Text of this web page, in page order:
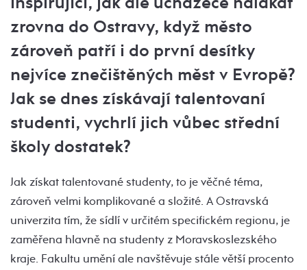
zrovna do Ostravy, když město
zároveň patří i do první desítky
nejvíce znečištěných měst v Evropě?
Jak se dnes získávají talentovaní
studenti, vychrlí jich vůbec střední
školy dostatek?
Jak získat talentované studenty, to je věčné téma,
zároveň velmi komplikované a složité. A Ostravská
univerzita tím, že sídlí v určitém specifickém regionu, je
zaměřena hlavně na studenty z Moravskoslezského
kraje. Fakultu umění ale navštěvuje stále větší procento